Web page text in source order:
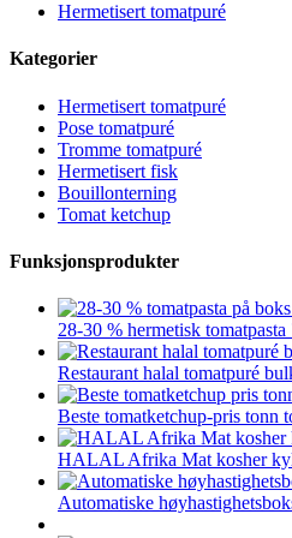
Hermetisert tomatpuré
Kategorier
Hermetisert tomatpuré
Pose tomatpuré
Tromme tomatpuré
Hermetisert fisk
Bouillonterning
Tomat ketchup
Funksjonsprodukter
28-30 % hermetisk
Restaurant halal tomatpuré
Beste tomatketchup-pris tonn
HALAL Afrika Mat kosher
Automatiske